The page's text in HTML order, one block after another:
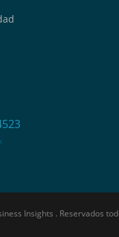
Insights . Reservados